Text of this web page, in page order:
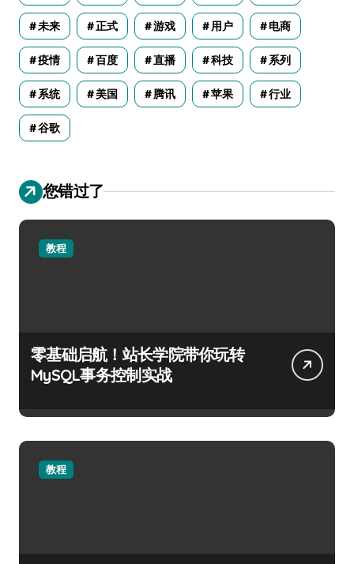
未来 正式 游戏 用户 电商
疫情 百度 直播 科技 系列
系统 美国 腾讯 苹果 行业
谷歌
您错过了
教程
零基础启航！站长学院带你玩转
MySQL事务控制实战
教程